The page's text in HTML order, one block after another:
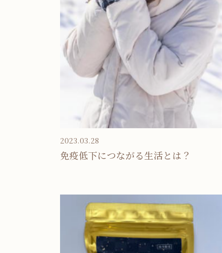
2023.03.28
免疫低下につながる生活とは？